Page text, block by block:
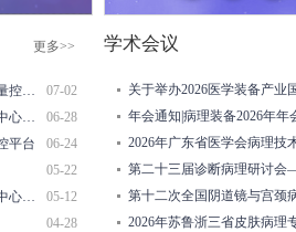
更多>>
07-02
心
06-28
台
06-24
平台
05-22
05-12
台
04-28
学术会议
关于举办2026医学装备产业
年会通知|病理装备2026年年
2026年广东省医学会病理技
第二十三届诊断病理研讨
第十二次全国阴道镜与宫颈
2026年苏鲁浙三省皮肤病理